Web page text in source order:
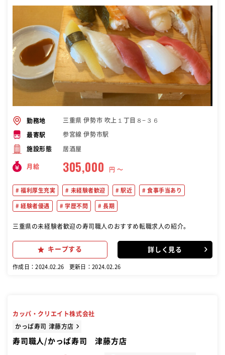
勤務地 三重県 伊勢市 吹上１丁目８−３６
最寄駅 参宮線 伊勢市駅
施設形態 居酒屋
月給 305,000 円 〜
福利厚生充実 未経験者歓迎 駅近 食事手当あり
経験者優遇 学歴不問 長期
三重県の未経験者歓迎の寿司職人のおすすめ転職求人の紹介。
キープする 詳しく見る
作成日：2024.02.26 更新日：2024.02.26
カッパ・クリエイト株式会社
かっぱ寿司 津藤方店
寿司職人/かっぱ寿司 津藤方店